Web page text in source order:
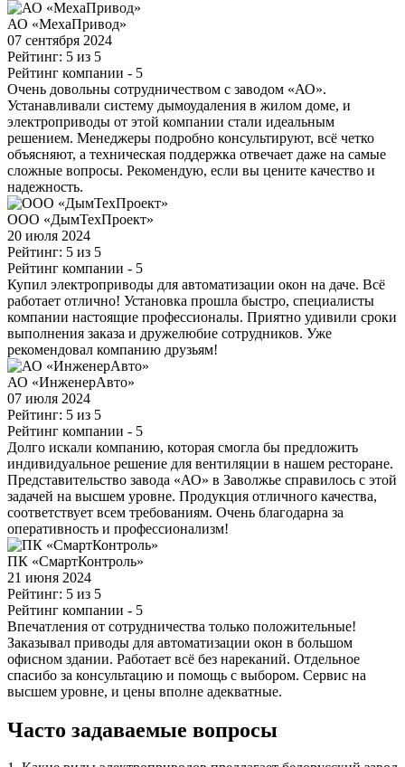
АО «МехаПривод»
07 сентября 2024
Рейтинг: 5 из 5
Рейтинг компании - 5
Очень довольны сотрудничеством с заводом «АО».
Устанавливали систему дымоудаления в жилом доме, и
электроприводы от этой компании стали идеальным
решением. Менеджеры подробно консультируют, всё четко
объясняют, а техническая поддержка отвечает даже на самые
сложные вопросы. Рекомендую, если вы цените качество и
надежность.
ООО «ДымТехПроект»
20 июля 2024
Рейтинг: 5 из 5
Рейтинг компании - 5
Купил электроприводы для автоматизации окон на даче. Всё
работает отлично! Установка прошла быстро, специалисты
компании настоящие профессионалы. Приятно удивили сроки
выполнения заказа и дружелюбие сотрудников. Уже
рекомендовал компанию друзьям!
АО «ИнженерАвто»
07 июля 2024
Рейтинг: 5 из 5
Рейтинг компании - 5
Долго искали компанию, которая смогла бы предложить
индивидуальное решение для вентиляции в нашем ресторане.
Представительство завода «АО» в Заволжье справилось с этой
задачей на высшем уровне. Продукция отличного качества,
соответствует всем требованиям. Очень благодарна за
оперативность и профессионализм!
ПК «СмартКонтроль»
21 июня 2024
Рейтинг: 5 из 5
Рейтинг компании - 5
Впечатления от сотрудничества только положительные!
Заказывал приводы для автоматизации окон в большом
офисном здании. Работает всё без нареканий. Отдельное
спасибо за консультацию и помощь с выбором. Сервис на
высшем уровне, и цены вполне адекватные.
Часто задаваемые вопросы